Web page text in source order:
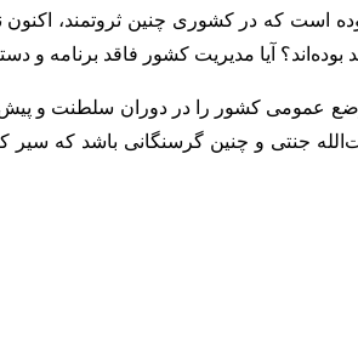
که در کشوری چنین ثروتمند، اکنون
آیا مدیریت کشور فاقد برنامه و
وضع عمومی کشور را در دوران سلطنت و
جنتی و چنین گرسنگانی باشد که سیر